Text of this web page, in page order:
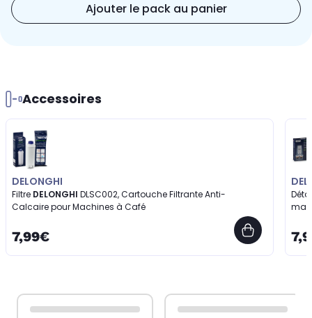
Ajouter le pack au panier
Accessoires
DELONGHI
Filtre DELONGHI
Calcaire pour Machines à Café
7,99€